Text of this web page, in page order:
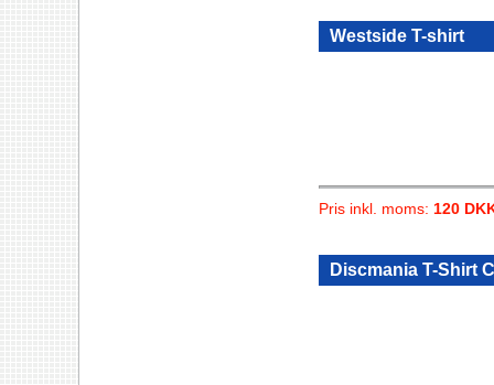
Westside T-shirt
Pris inkl. moms: 120
Discmania T-Shirt